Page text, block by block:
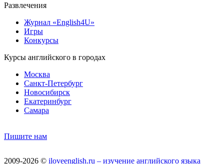
Развлечения
Журнал «English4U»
Игры
Конкурсы
Курсы английского в городах
Москва
Санкт-Петербург
Новосибирск
Екатеринбург
Самара
Пишите нам
2009-2026 © iloveenglish.ru – изучение английского языка